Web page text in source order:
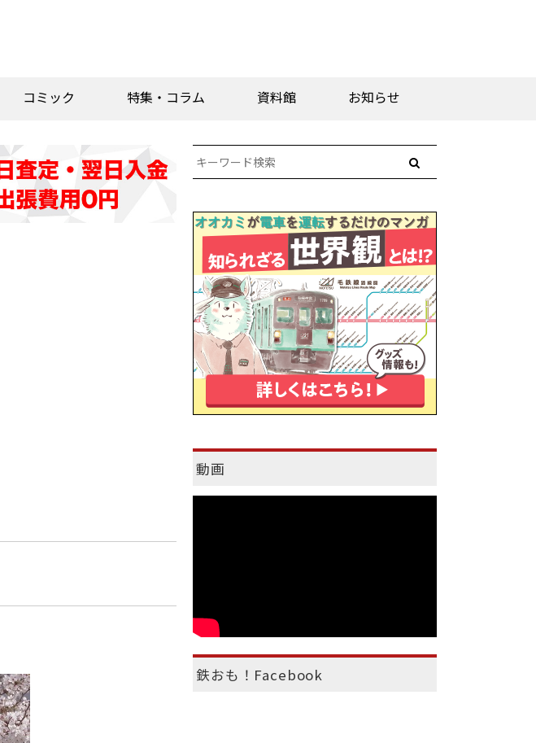
コミック 特集・コラム 資料館 お知らせ
動画
鉄おも！Facebook